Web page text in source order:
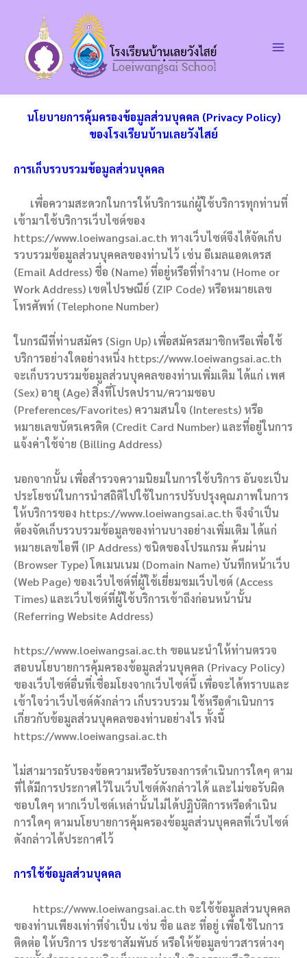
content
นโยบายการคุ้มครองข้อมูลส่วนบุคคล (Privacy Policy)
ของโรงเรียนบ้านเลยวังไสย์
การเก็บรวบรวมข้อมูลส่วนบุคคล
เพื่อความสะดวกในการให้บริการแก่ผู้ใช้บริการทุกท่านที่
เข้ามาใช้บริการเว็บไซต์ของ
https://www.loeiwangsai.ac.th ทางเว็บไซต์จึงได้จัดเก็บ
รวบรวมข้อมูลส่วนบุคคลของท่านไว้ เช่น อีเมลแอดเดรส
(Email Address) ชื่อ (Name) ที่อยู่หรือที่ทำงาน (Home or
Work Address) เขตไปรษณีย์ (ZIP Code) หรือหมายเลข
โทรศัพท์ (Telephone Number)
ในกรณีที่ท่านสมัคร (Sign Up) เพื่อสมัครสมาชิกหรือเพื่อใช้
บริการอย่างใดอย่างหนึ่ง https://www.loeiwangsai.ac.th
จะเก็บรวบรวมข้อมูลส่วนบุคคลของท่านเพิ่มเติม ได้แก่ เพศ
(Sex) อายุ (Age) สิ่งที่โปรดปราน/ความชอบ
(Preferences/Favorites) ความสนใจ (Interests) หรือ
หมายเลขบัตรเครดิต (Credit Card Number) และที่อยู่ในการ
แจ้งค่าใช้จ่าย (Billing Address)
นอกจากนั้น เพื่อสำรวจความนิยมในการใช้บริการ อันจะเป็น
ประโยชน์ในการนำสถิติไปใช้ในการปรับปรุงคุณภาพในการ
ให้บริการของ https://www.loeiwangsai.ac.th จึงจำเป็น
ต้องจัดเก็บรวบรวมข้อมูลของท่านบางอย่างเพิ่มเติม ได้แก่
หมายเลขไอพี (IP Address) ชนิดของโปรแกรม ค้นผ่าน
(Browser Type) โดเมนเนม (Domain Name) บันทึกหน้าเว็บ
(Web Page) ของเว็บไซต์ที่ผู้ใช้เยี่ยมชมเว็บไซต์ (Access
Times) และเว็บไซต์ที่ผู้ใช้บริการเข้าถึงก่อนหน้านั้น
(Referring Website Address)
https://www.loeiwangsai.ac.th ขอแนะนำให้ท่านตรวจ
สอบนโยบายการคุ้มครองข้อมูลส่วนบุคคล (Privacy Policy)
ของเว็บไซต์อื่นที่เชื่อมโยงจากเว็บไซต์นี้ เพื่อจะได้ทราบและ
เข้าใจว่าเว็บไซต์ดังกล่าว เก็บรวบรวม ใช้หรือดำเนินการ
เกี่ยวกับข้อมูลส่วนบุคคลของท่านอย่างไร ทั้งนี้
https://www.loeiwangsai.ac.th
ไม่สามารถรับรองข้อความหรือรับรองการดำเนินการใดๆ ตาม
ที่ได้มีการประกาศไว้ในเว็บไซต์ดังกล่าวได้ และไม่ขอรับผิด
ชอบใดๆ หากเว็บไซต์เหล่านั้นไม่ได้ปฏิบัติการหรือดำเนิน
การใดๆ ตามนโยบายการคุ้มครองข้อมูลส่วนบุคคลที่เว็บไซต์
ดังกล่าวได้ประกาศไว้
การใช้ข้อมูลส่วนบุคคล
https://www.loeiwangsai.ac.th จะใช้ข้อมูลส่วนบุคคล
ของท่านเพียงเท่าที่จำเป็น เช่น ชื่อ และ ที่อยู่ เพื่อใช้ในการ
ติดต่อ ให้บริการ ประชาสัมพันธ์ หรือให้ข้อมูลข่าวสารต่างๆ